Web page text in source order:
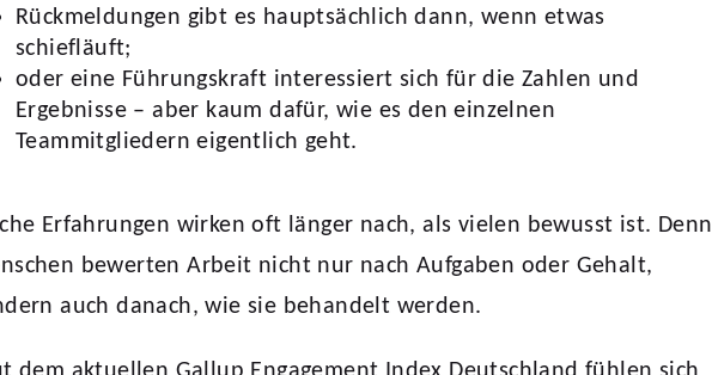
Rückmeldungen gibt es hauptsächlich dann, wenn etwas
schiefläuft;
oder eine Führungskraft interessiert sich für die Zahlen und
Ergebnisse – aber kaum dafür, wie es den einzelnen
Teammitgliedern eigentlich geht.
Erfahrungen wirken oft länger nach, als vielen bewusst ist. Denn
bewerten Arbeit nicht nur nach Aufgaben oder Gehalt,
auch danach, wie sie behandelt werden.